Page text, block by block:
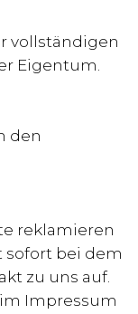
vollständigen
Eigentum.
den
reklamieren
sofort bei dem
zu uns auf.
Impressum